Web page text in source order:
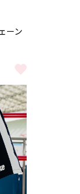
ーン
ーン（August）